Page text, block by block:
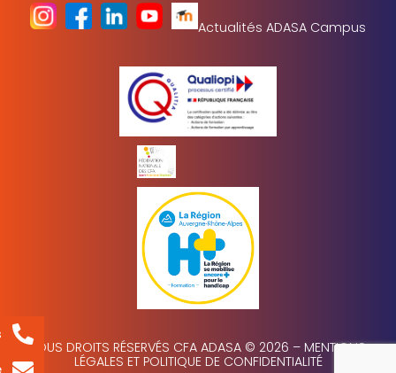
Actualités ADASA Campus
TOUS DROITS RÉSERVÉS CFA ADASA © 2026 – MENTIONS
LÉGALES ET POLITIQUE DE CONFIDENTIALITÉ